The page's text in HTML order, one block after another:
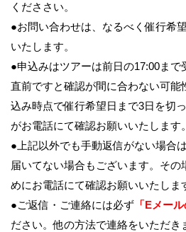
くだささい。
●お問い合わせは、なるべく催行希
いたします。
●申込みはツアーは前日の17:00まで
直前ですと確認が間に合わない可能
込み時点で催行希望日まで3日を切
がお電話にて確認お願いいたします。
●上記以外でも手動返信がない場合
届いてない場合もございます。そ
めにお電話にて確認お願いいたしま
●ご返信・ご連絡には必ず 「Eメー
ださい。他の方法で連絡をいただき